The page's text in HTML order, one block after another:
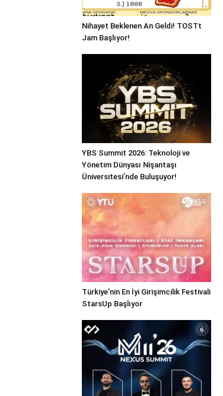
Nihayet Beklenen An Geldi! TOSTt
Jam Başlıyor!
YBS Summit 2026: Teknoloji ve
Yönetim Dünyası Nişantaşı
Üniversitesi’nde Buluşuyor!
Türkiye’nin En İyi Girişimcilik Festivali
StarsUp Başlıyor